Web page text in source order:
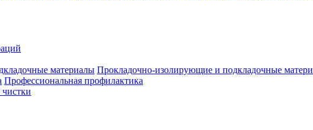
Прокладочно-изолирующие и подкладочные
Профессиональная профилактика